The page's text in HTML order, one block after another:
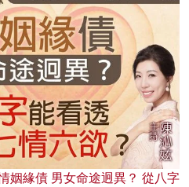
姻緣債 男女命途迥異？ 從八字